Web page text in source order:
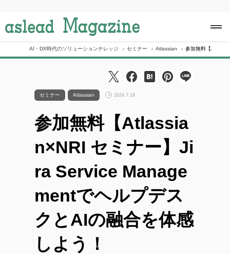
c
AI・DX時代のソリューションナレッジ セミナー Atlassian 参加無料【
セミナー Atlassian 2024.7.19
参加無料【Atlassia
n×NRI セミナー】Ji
ra Service Manage
mentでヘルプデス
クとAIの融合を体感
しよう！